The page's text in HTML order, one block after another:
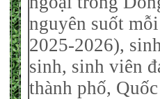
nguyên suốt
2025-2026),
sinh, sinh viên
thành phố,